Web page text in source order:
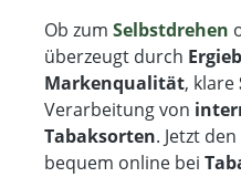
Ob zum Selbstdrehen
überzeugt durch
Markenqualität, klare
Verarbeitung von
Tabaksorten. Jetzt den
bequem online bei